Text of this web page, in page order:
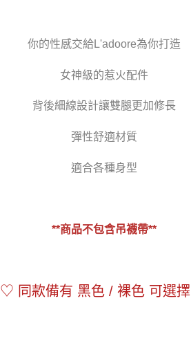
你的性感交給L'adoore為你打造
女神級的惹火配件
背後細線設計讓雙腿更加修長
彈性舒適材質
適合各種身型
**商品不包含吊襪帶**
♡ 同款備有 黑色 / 裸色 可選